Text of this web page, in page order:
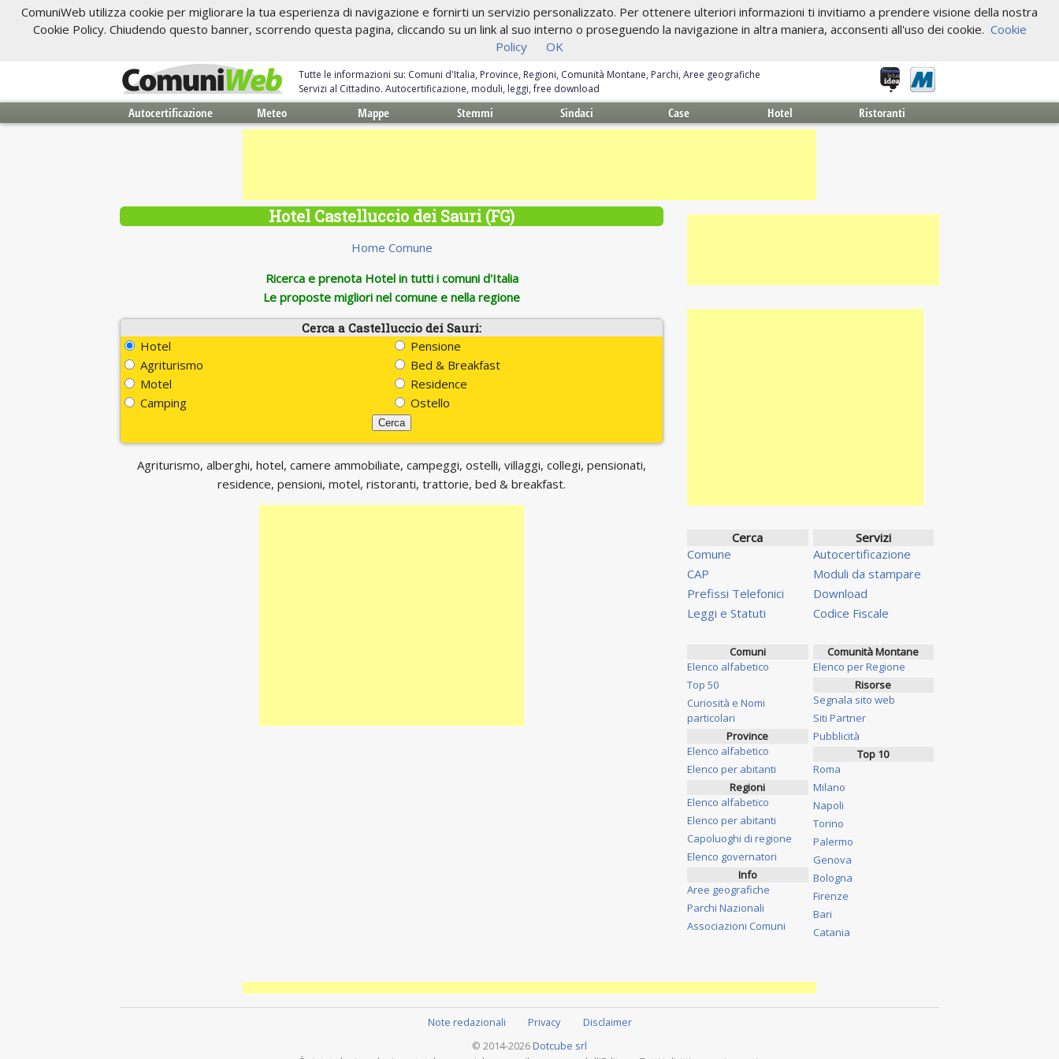
ComuniWeb utilizza cookie per migliorare la tua esperienza di navigazione e fornirti un servizio personalizzato. Per ottenere ulteriori informazioni ti invitiamo a prendere visione della nostra
Cookie Policy. Chiudendo questo banner, scorrendo questa pagina, cliccando su un link al suo interno o proseguendo la navigazione in altra maniera, acconsenti all'uso dei cookie. Cookie
Policy
OK
Tutte le informazioni su: Comuni d'Italia, Province, Regioni, Comunità Montane, Parchi, Aree geografiche
Servizi al Cittadino. Autocertificazione, moduli, leggi, free download
Autocertificazione Meteo Mappe Stemmi Sindaci Case Hotel Ristoranti
Hotel Castelluccio dei Sauri (FG)
Home Comune
Ricerca e prenota Hotel in tutti i comuni d'Italia
Le proposte migliori nel comune e nella regione
Cerca a Castelluccio dei Sauri:
Hotel
Pensione
Agriturismo
Bed & Breakfast
Motel
Residence
Camping
Ostello
Agriturismo, alberghi, hotel, camere ammobiliate, campeggi, ostelli, villaggi, collegi, pensionati,
residence, pensioni, motel, ristoranti, trattorie, bed & breakfast.
Cerca
Comune
CAP
Prefissi Telefonici
Leggi e Statuti
Servizi
Autocertificazione
Moduli da stampare
Download
Codice Fiscale
Comuni
Elenco alfabetico
Top 50
Curiosità e Nomi
particolari
Province
Elenco alfabetico
Elenco per abitanti
Regioni
Elenco alfabetico
Elenco per abitanti
Capoluoghi di regione
Elenco governatori
Info
Aree geografiche
Parchi Nazionali
Associazioni Comuni
Comunità Montane
Elenco per Regione
Risorse
Segnala sito web
Siti Partner
Pubblicità
Top 10
Roma
Milano
Napoli
Torino
Palermo
Genova
Bologna
Firenze
Bari
Catania
Note redazionali Privacy
Disclaimer
© 2014-2026 Dotcube srl